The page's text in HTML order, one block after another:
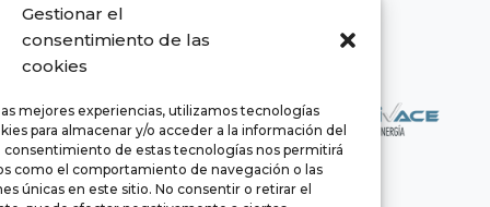
Gestionar el
consentimiento de las
cookies
mejores experiencias, utilizamos tecnologías
para almacenar y/o acceder a la información del
consentimiento de estas tecnologías nos permitirá
como el comportamiento de navegación o las
únicas en este sitio. No consentir o retirar el